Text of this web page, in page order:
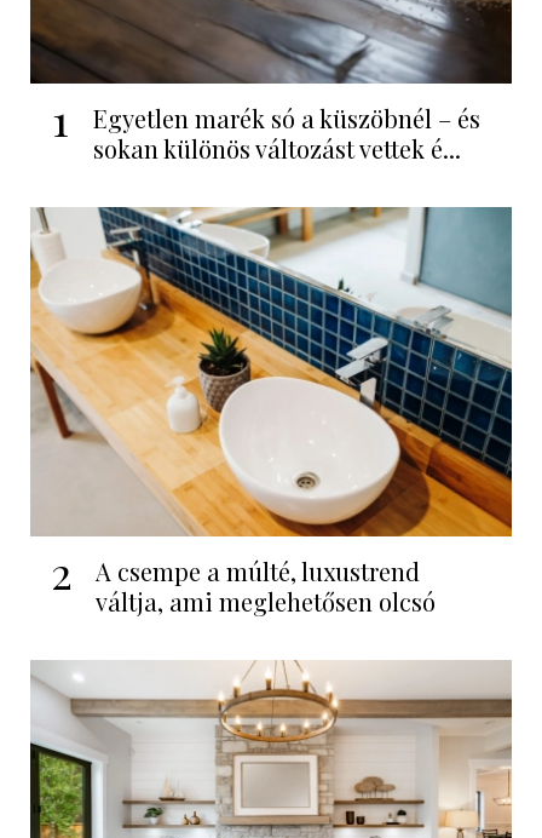
1
Egyetlen marék só a küszöbnél – és
sokan különös változást vettek é...
2
A csempe a múlté, luxustrend
váltja, ami meglehetősen olcsó